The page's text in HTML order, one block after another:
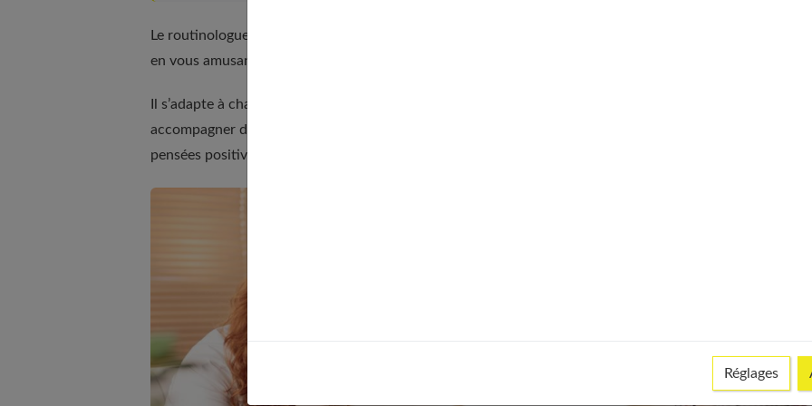
Le routinologue ne se prend pas trop au sérieux et vous amène au changement espéré en s’amusant et
en vous amusant.
Il s’adapte à chaque personne et propose des solutions qui vous correspondent vraiment afin de vous
accompagner de manière positive. Le but est que toutes les pensées négatives soient remplacées par des
pensées positives.
Réglages